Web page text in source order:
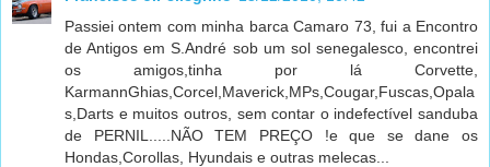
Passiei ontem com minha barca Camaro 73, fui a Encontro
de Antigos em S.André sob um sol senegalesco, encontrei
os amigos,tinha por lá Corvette,
KarmannGhias,Corcel,Maverick,MPs,Cougar,Fuscas,Opala
s,Darts e muitos outros, sem contar o indefectível sanduba
de PERNIL.....NÃO TEM PREÇO !e que se dane os
Hondas,Corollas, Hyundais e outras melecas...